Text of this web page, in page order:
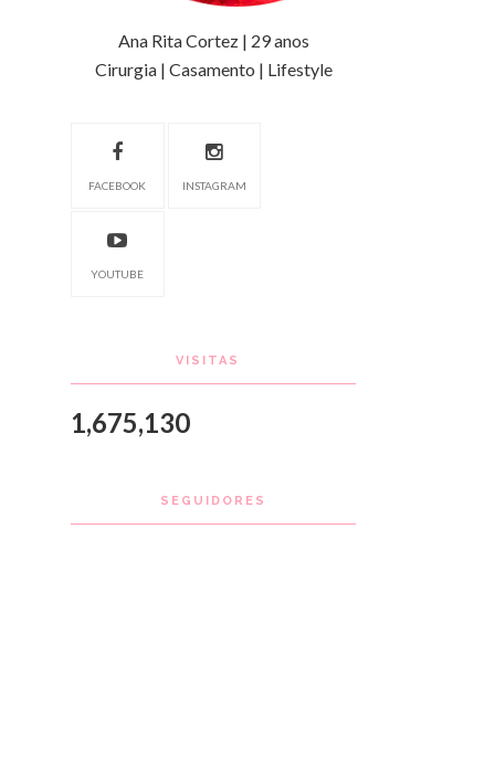
Ana Rita Cortez | 29 anos
Cirurgia | Casamento | Lifestyle
FACEBOOK INSTAGRAM
YOUTUBE
VISITAS
1,675,130
SEGUIDORES